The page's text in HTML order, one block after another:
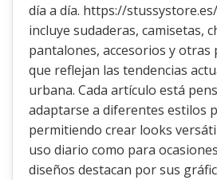
día a día. https://
incluye sudaderas, camisetas,
pantalones, accesorios y otras
que reflejan las tendencias
urbana. Cada artículo está
adaptarse a diferentes estilos
permitiendo crear looks
uso diario como para
diseños destacan por sus